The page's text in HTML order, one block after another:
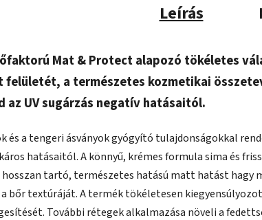
Leírás
Mat & Protect alapozó tökéletes
felületét, a természetes kozmetikai
az UV sugárzás negatív hatásaitól.
és a tengeri ásványok gyógyító tulajdonságokkal
hatásaitól. A könnyű, krémes formula sima és
hosszan tartó, természetes hatású matt hatást hagy
bőr textúráját. A termék tökéletesen
További rétegek alkalmazása növeli a